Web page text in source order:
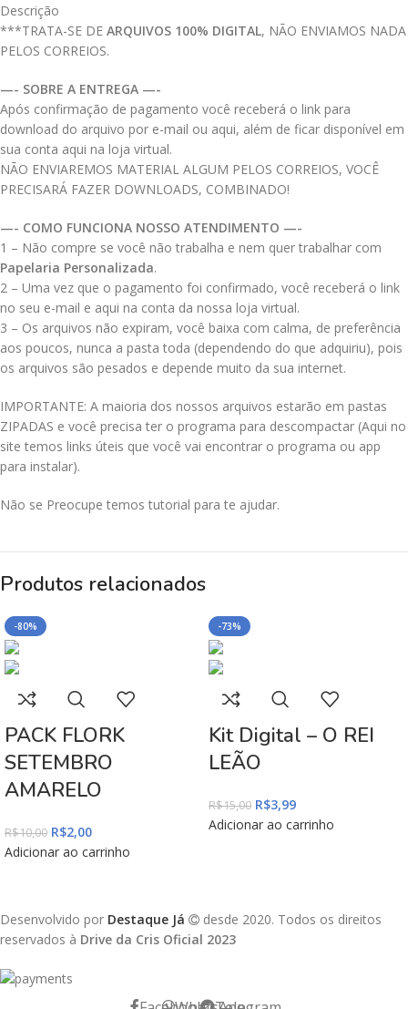
Descrição
***TRATA-SE DE ARQUIVOS 100% DIGITAL, NÃO ENVIAMOS NADA
PELOS CORREIOS.
—- SOBRE A ENTREGA —-
Após confirmação de pagamento você receberá o link para
download do arquivo por e-mail ou aqui, além de ficar disponível em
sua conta aqui na loja virtual.
NÃO ENVIAREMOS MATERIAL ALGUM PELOS CORREIOS, VOCÊ
PRECISARÁ FAZER DOWNLOADS, COMBINADO!
—- COMO FUNCIONA NOSSO ATENDIMENTO —-
1 – Não compre se você não trabalha e nem quer trabalhar com
Papelaria Personalizada.
2 – Uma vez que o pagamento foi confirmado, você receberá o link
no seu e-mail e aqui na conta da nossa loja virtual.
3 – Os arquivos não expiram, você baixa com calma, de preferência
aos poucos, nunca a pasta toda (dependendo do que adquiriu), pois
os arquivos são pesados e depende muito da sua internet.
IMPORTANTE: A maioria dos nossos arquivos estarão em pastas
ZIPADAS e você precisa ter o programa para descompactar (Aqui no
site temos links úteis que você vai encontrar o programa ou app
para instalar).
Não se Preocupe temos tutorial para te ajudar.
Produtos relacionados
-80%
PACK FLORK
SETEMBRO
AMARELO
R$10,00 R$2,00
Adicionar ao carrinho
-73%
Kit Digital – O REI
LEÃO
R$15,00 R$3,99
Adicionar ao carrinho
Desenvolvido por Destaque Já
desde 2020. Todos os direitos
reservados à Drive da Cris Oficial 2023